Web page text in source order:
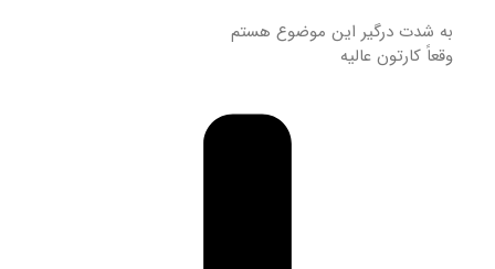
به شدت درگیر این موضوع هستم
وقعاً کارتون عالیه